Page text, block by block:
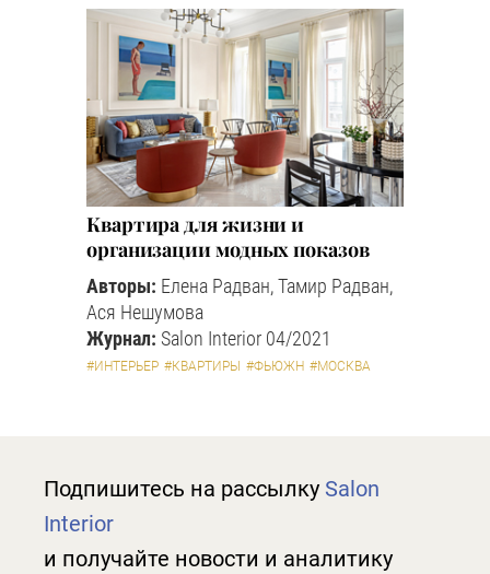
Квартира для жизни и
организации модных показов
Авторы: Елена Радван, Тамир Радван,
Ася Нешумова
Журнал: Salon Interior 04/2021
#ИНТЕРЬЕР #КВАРТИРЫ #ФЬЮЖН #МОСКВА
Подпишитесь на рассылку Salon
Interior
и получайте новости и аналитику